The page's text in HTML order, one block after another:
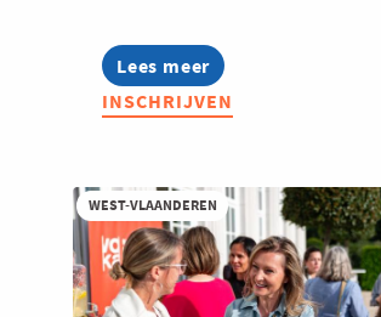
Lees meer
about
Jong
Voka
Roots.
Reinvented.
INSCHRIJVEN
WEST-VLAANDEREN